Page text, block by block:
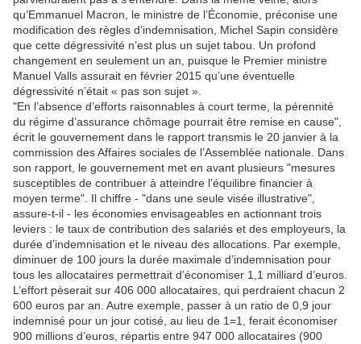
qu’Emmanuel Macron, le ministre de l’Économie, préconise une
modification des règles d’indemnisation, Michel Sapin considère
que cette dégressivité n’est plus un sujet tabou. Un profond
changement en seulement un an, puisque le Premier ministre
Manuel Valls assurait en février 2015 qu’une éventuelle
dégressivité n’était « pas son sujet ».
"En l’absence d’efforts raisonnables à court terme, la pérennité
du régime d’assurance chômage pourrait être remise en cause",
écrit le gouvernement dans le rapport transmis le 20 janvier à la
commission des Affaires sociales de l’Assemblée nationale. Dans
son rapport, le gouvernement met en avant plusieurs "mesures
susceptibles de contribuer à atteindre l’équilibre financier à
moyen terme". Il chiffre - "dans une seule visée illustrative",
assure-t-il - les économies envisageables en actionnant trois
leviers : le taux de contribution des salariés et des employeurs, la
durée d’indemnisation et le niveau des allocations. Par exemple,
diminuer de 100 jours la durée maximale d’indemnisation pour
tous les allocataires permettrait d’économiser 1,1 milliard d’euros.
L’effort pèserait sur 406 000 allocataires, qui perdraient chacun 2
600 euros par an. Autre exemple, passer à un ratio de 0,9 jour
indemnisé pour un jour cotisé, au lieu de 1=1, ferait économiser
900 millions d’euros, répartis entre 947 000 allocataires (900